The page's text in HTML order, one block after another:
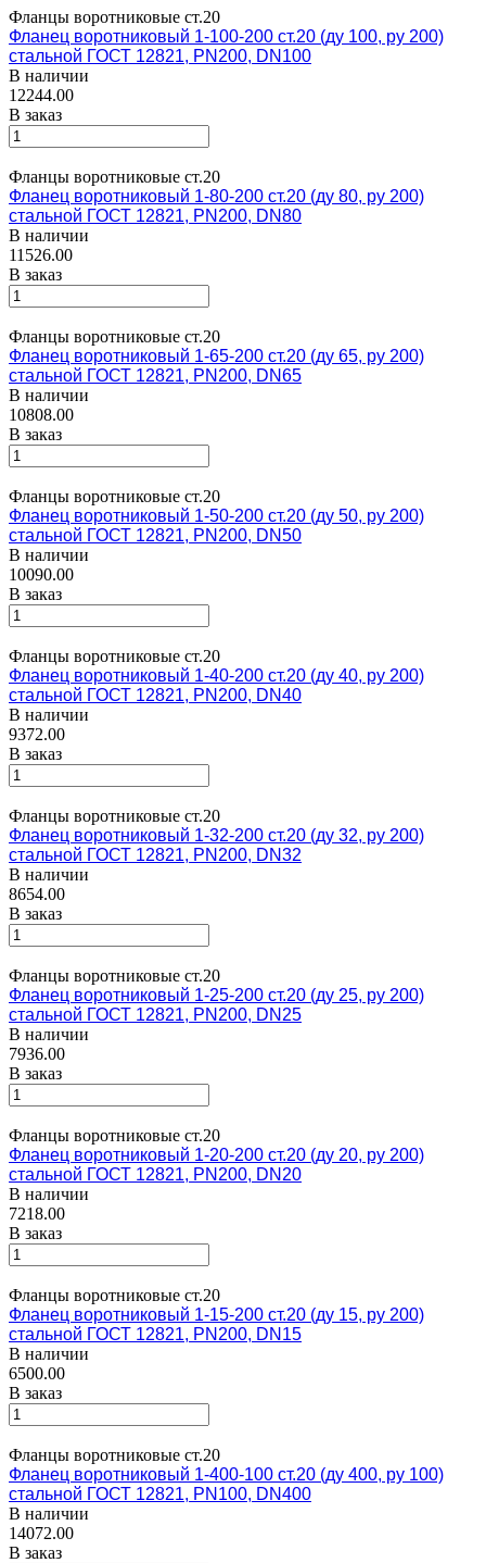
Фланцы воротниковые ст.20
Фланец воротниковый 1-100-200 ст.20 (ду 100, ру 200)
стальной ГОСТ 12821, PN200, DN100
В наличии
12244.00
В заказ
Фланцы воротниковые ст.20
Фланец воротниковый 1-80-200 ст.20 (ду 80, ру 200)
стальной ГОСТ 12821, PN200, DN80
В наличии
11526.00
В заказ
Фланцы воротниковые ст.20
Фланец воротниковый 1-65-200 ст.20 (ду 65, ру 200)
стальной ГОСТ 12821, PN200, DN65
В наличии
10808.00
В заказ
Фланцы воротниковые ст.20
Фланец воротниковый 1-50-200 ст.20 (ду 50, ру 200)
стальной ГОСТ 12821, PN200, DN50
В наличии
10090.00
В заказ
Фланцы воротниковые ст.20
Фланец воротниковый 1-40-200 ст.20 (ду 40, ру 200)
стальной ГОСТ 12821, PN200, DN40
В наличии
9372.00
В заказ
Фланцы воротниковые ст.20
Фланец воротниковый 1-32-200 ст.20 (ду 32, ру 200)
стальной ГОСТ 12821, PN200, DN32
В наличии
8654.00
В заказ
Фланцы воротниковые ст.20
Фланец воротниковый 1-25-200 ст.20 (ду 25, ру 200)
стальной ГОСТ 12821, PN200, DN25
В наличии
7936.00
В заказ
Фланцы воротниковые ст.20
Фланец воротниковый 1-20-200 ст.20 (ду 20, ру 200)
стальной ГОСТ 12821, PN200, DN20
В наличии
7218.00
В заказ
Фланцы воротниковые ст.20
Фланец воротниковый 1-15-200 ст.20 (ду 15, ру 200)
стальной ГОСТ 12821, PN200, DN15
В наличии
6500.00
В заказ
Фланцы воротниковые ст.20
Фланец воротниковый 1-400-100 ст.20 (ду 400, ру 100)
стальной ГОСТ 12821, PN100, DN400
В наличии
14072.00
В заказ